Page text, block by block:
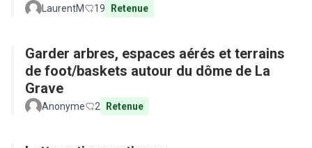
LaurentM 19 Retenue
Garder arbres, espaces aérés et terrains
de foot/baskets autour du dôme de La
Grave
Anonyme 2 Retenue